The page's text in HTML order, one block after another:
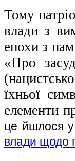
Тому
влади з
епохи з
«Про
їхньої
елементи
це йшлося у
влади щодо